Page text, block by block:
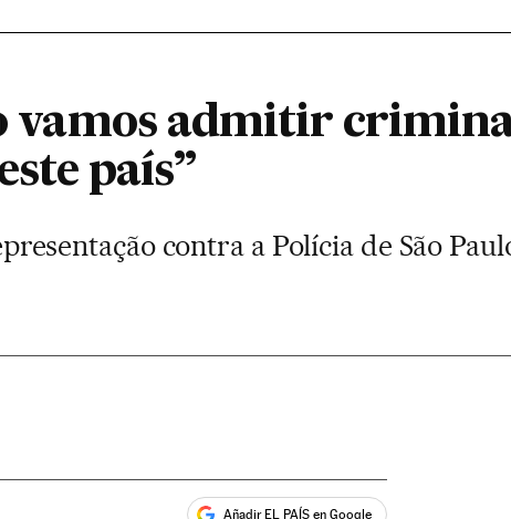
vamos admitir
país”
contra a Polícia de São
Añadir EL PAÍS en Google